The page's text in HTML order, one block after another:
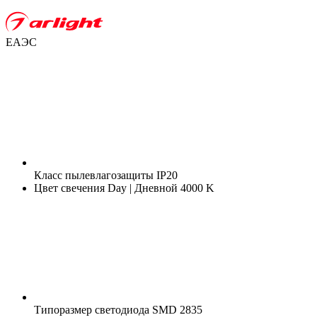
ЕАЭС
Класс пылевлагозащиты IP20
Цвет свечения Day | Дневной 4000 K
Типоразмер светодиода SMD 2835